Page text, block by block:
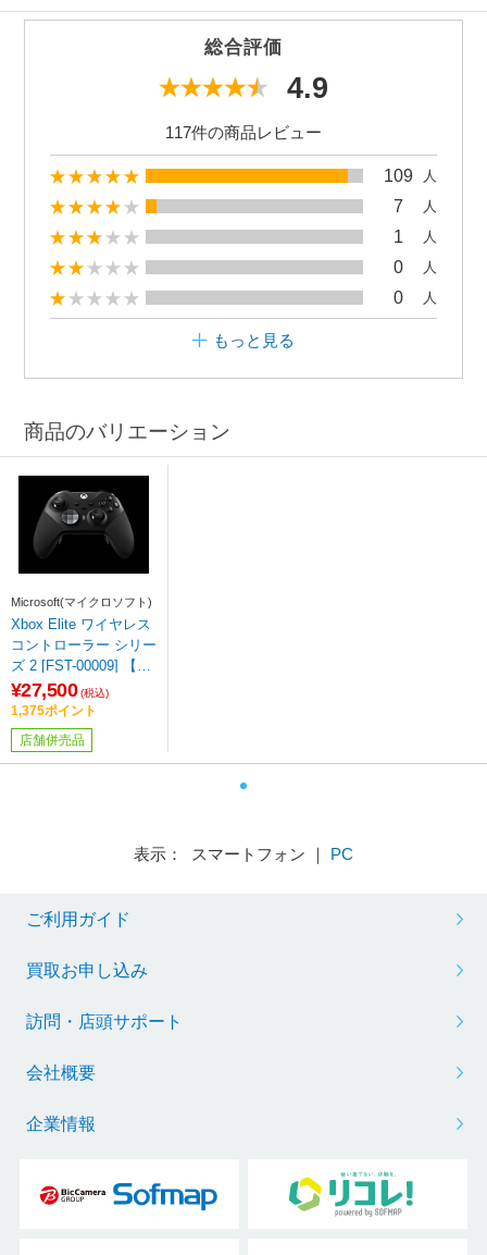
総合評価
4.9
117件の商品レビュー
109 人
7 人
1 人
0 人
0 人
もっと見る
商品のバリエーション
Microsoft(マイクロソフト)
Xbox Elite ワイヤレス
コントローラー シリー
ズ 2 [FST-00009] 【sof
001】
¥27,500 (税込)
1,375ポイント
店舗併売品
表示： スマートフォン ｜ PC
ご利用ガイド
買取お申し込み
訪問・店頭サポート
会社概要
企業情報